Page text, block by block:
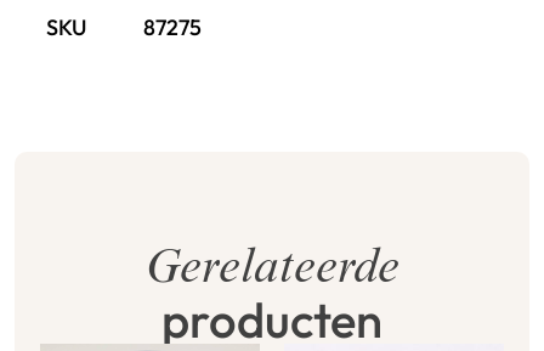
SKU 87275
Gerelateerde
producten